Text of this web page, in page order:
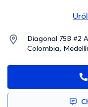
Diagonal 75B #2
Colombia,